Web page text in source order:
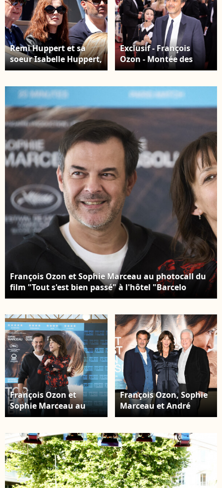
Remi Huppert et sa
soeur Isabelle Huppert,
François Ozon - Les
tribunes lors des
internationaux de
France de Tennis de
Roland Garros 2022 à
Paris, France, le 2 juin
2022. © Dominique
Jacovides/Bestimage
Exclusif - François
Ozon - Montée des
marches du film "Les
Festival de Cannes. Le
22 mai 2022. © Unique
Agency / Bestimage
François Ozon et Sophie Marceau au photocall du
film "Tout s'est bien passé" à l'hôtel "Barcelo
Torre" à Madrid, le 27 janvier 2022. © Jack
François Ozon et
Sophie Marceau au
photocall du film "Tout
l'hôtel "Barcelo Torre"
à Madrid, le 27 janvier
2022. © Jack
Abuin/Zuma
Press/Bestimage
François Ozon, Sophie
Marceau et André
Dussollier - Photocall
passé" au restaurant
Baltard au Louvre à
Paris, le 21 septembre
2021. © Coadic
Guirec/Bestimage